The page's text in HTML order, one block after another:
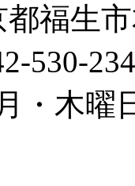
都福生
530-
・木